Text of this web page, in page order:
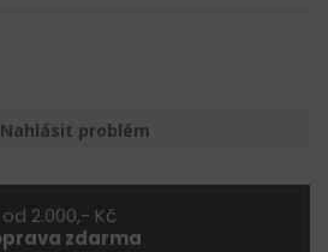
Nahlásit problém
od 2.000,- Kč
zdarma